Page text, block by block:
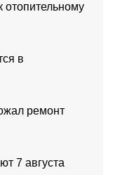
отопительному
в
ремонт
7 августа